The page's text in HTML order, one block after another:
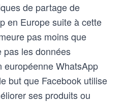
de partage de
en Europe suite à cette
pas moins que
pas les données
européenne WhatsApp
but que Facebook utilise
ses produits ou